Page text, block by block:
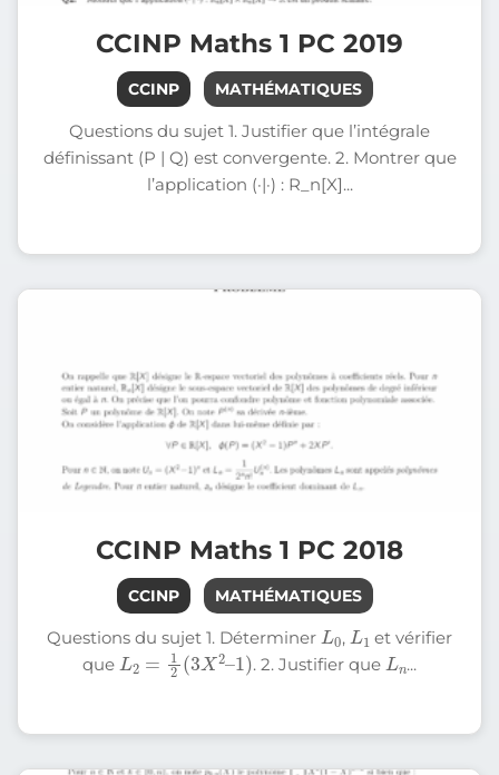
CCINP Maths 1 PC 2019
CCINP MATHÉMATIQUES
Questions du sujet 1. Justifier que l’intégrale
définissant (P | Q) est convergente. 2. Montrer que
l’application (·|·) : R_n[X]...
CCINP Maths 1 PC 2018
CCINP MATHÉMATIQUES
Questions du sujet 1. Déterminer
L
0
,
L1
et vérifier
que
L 2(3X 2–1
. 2. Justifier que
L
n
...